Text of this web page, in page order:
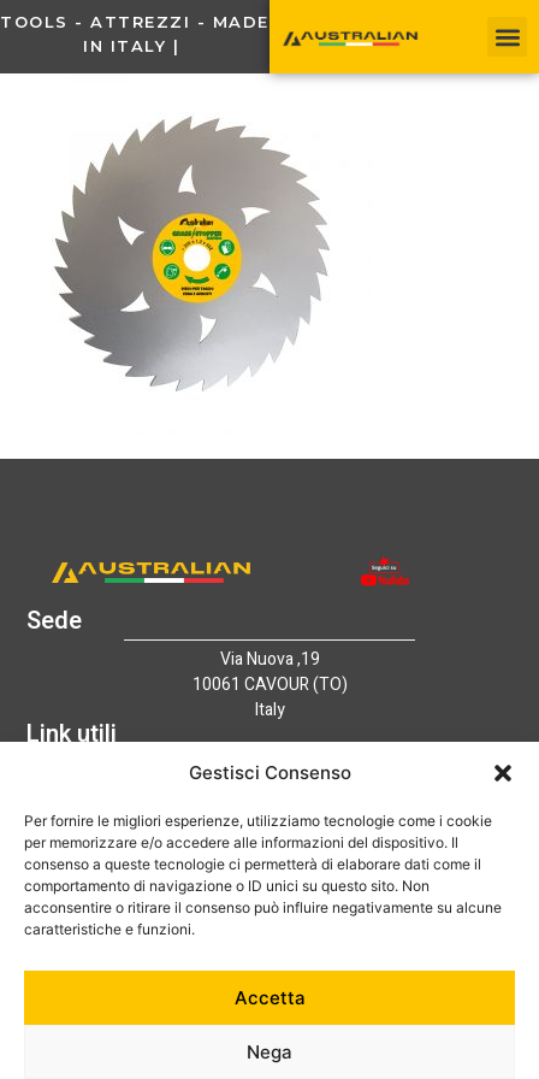
Gestisci Consenso
Per fornire le migliori esperienze, utilizziamo tecnologie come i cookie
per memorizzare e/o accedere alle informazioni del dispositivo. Il
consenso a queste tecnologie ci permetterà di elaborare dati come il
comportamento di navigazione o ID unici su questo sito. Non
acconsentire o ritirare il consenso può influire negativamente su alcune
caratteristiche e funzioni.
Accetta
Nega
TOOLS - ATTREZZI - MADE
IN ITALY |
Sede
Via Nuova ,19
10061 CAVOUR (TO)
Italy
Link utili
Home
Catalogo
Tecnologia
News
Contatti
Hai bisogno di aiuto?
+39 0121 600752
info@australian-srl.com